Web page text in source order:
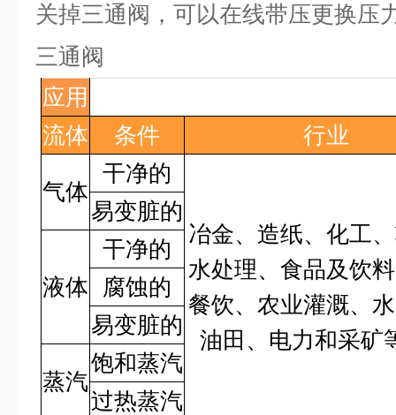
关掉三通阀，可以在线带压更换压
三通阀
应用
流体
条件 行业
气体
干净的
冶金、造纸、化工
水处理、食品及饮
餐饮、农业灌溉、
油田、电力和采矿
易变脏的
液体
干净的
腐蚀的
易变脏的
蒸汽
饱和蒸汽
过热蒸汽